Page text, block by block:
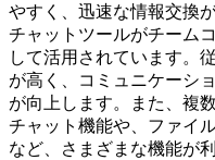
やすく、迅速な情報交換
チャットツールがチーム
して活用されています。
が高く、コミュニケーシ
が向上します。また、複
チャット機能や、ファイ
など、さまざまな機能が